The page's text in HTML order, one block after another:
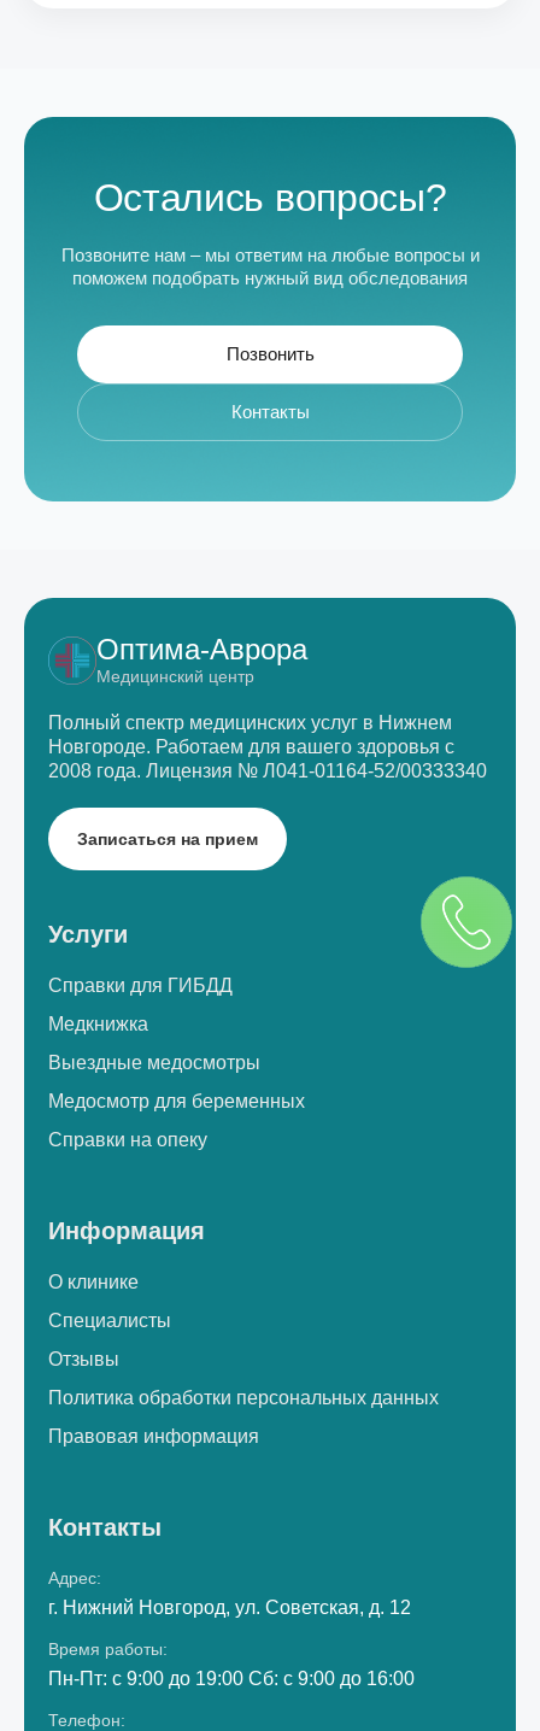
Остались вопросы?
Позвоните нам – мы ответим на любые вопросы и
поможем подобрать нужный вид обследования
Позвонить
Контакты
Оптима-Аврора
Медицинский центр
Полный спектр медицинских услуг в Нижнем
Новгороде. Работаем для вашего здоровья с
2008 года. Лицензия № Л041-01164-52/00333340
Записаться на прием
Услуги
Справки для ГИБДД
Медкнижка
Выездные медосмотры
Медосмотр для беременных
Справки на опеку
Информация
О клинике
Специалисты
Отзывы
Политика обработки персональных данных
Правовая информация
Контакты
Адрес:
г. Нижний Новгород, ул. Советская, д. 12
Время работы:
Пн-Пт: с 9:00 до 19:00 Сб: с 9:00 до 16:00
Телефон: